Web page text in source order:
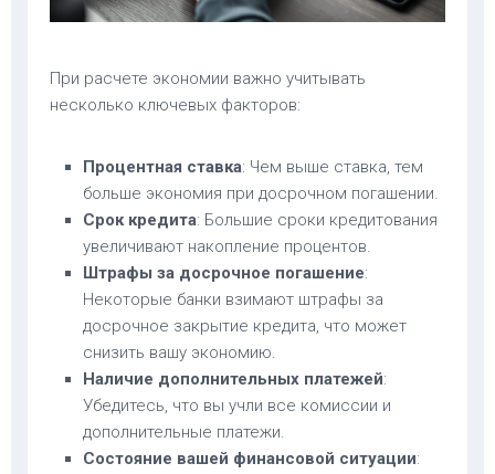
При расчете экономии важно учитывать
несколько ключевых факторов:
Процентная ставка: Чем выше ставка, тем
больше экономия при досрочном погашении.
Срок кредита: Большие сроки кредитования
увеличивают накопление процентов.
Штрафы за досрочное погашение:
Некоторые банки взимают штрафы за
досрочное закрытие кредита, что может
снизить вашу экономию.
Наличие дополнительных платежей:
Убедитесь, что вы учли все комиссии и
дополнительные платежи.
Состояние вашей финансовой ситуации: